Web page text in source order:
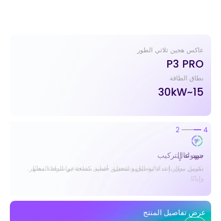
عاكس هجين ثلاثي الطور
P3 PRO
نطاق الطاقة
15~30kW
سهولة التركيب
تكوين مرن، إعداد توصيل وتشغيل، حماية مدمجة بواسطة المصهر.
2 4
عرض تفاصيل المنتج